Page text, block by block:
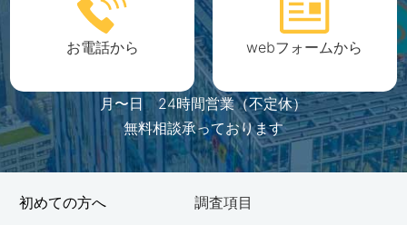
お電話から webフォームから
月〜日 24時間営業（不定休）
無料相談承っております
初めての方へ
調査項目